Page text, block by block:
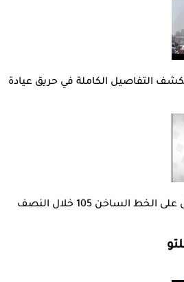
التفاصيل الكاملة في حريق عيادة
الصحة: ارتفاع الإقبال على الخط الساخن 105 خلال النصف